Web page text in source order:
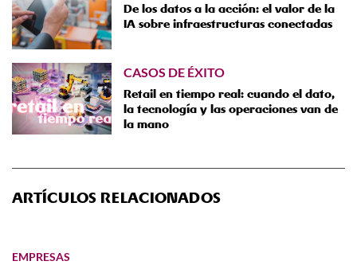
De los datos a la acción: el valor de la
IA sobre infraestructuras conectadas
CASOS DE ÉXITO
Retail en tiempo real: cuando el dato,
la tecnología y las operaciones van de
la mano
ARTÍCULOS RELACIONADOS
EMPRESAS